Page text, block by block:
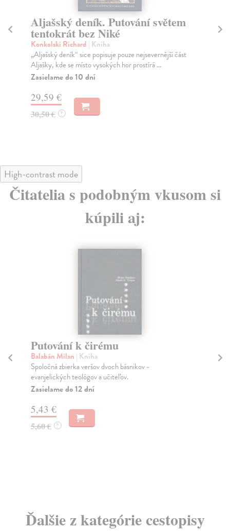
Aljašský deník. Putování světem
tentokrát bez Niké
Konkolski Richard | Kniha
„Aljašský deník“ sice popisuje pouze nejsevernější část
Aljašky, kde se místo vysokých hor prostírá ...
Zasielame do 10 dní
29,59 €
30,50 € ?
High-contrast mode
Čitatelia s podobným vkusom si
kúpili aj:
Putování k čirému
Balabán Milan | Kniha
Spoločná zbierka veršov dvoch básnikov -
evanjelických teológov a učiteľov.
Zasielame do 12 dní
5,43 €
5,60 € ?
Ďalšie z kategórie cestopisy